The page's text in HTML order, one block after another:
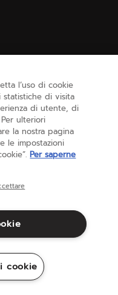
Cookie
©Babolat
l’uso di cookie
statistiche di visita
di utente, di
ulteriori
la nostra pagina
le impostazioni
Per saperne
cookie